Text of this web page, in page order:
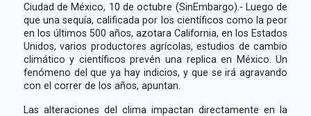
Ciudad de México, 10 de octubre (SinEmbargo).- Luego de
que una sequía, calificada por los científicos como la peor
en los últimos 500 años, azotara California, en los Estados
Unidos, varios productores agrícolas, estudios de cambio
climático y científicos prevén una replica en México. Un
fenómeno del que ya hay indicios, y que se irá agravando
con el correr de los años, apuntan.
Las alteraciones del clima impactan directamente en la